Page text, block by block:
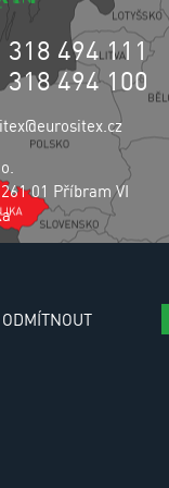
494 111
494 100
01 Příbram VI
ODMÍTNOUT